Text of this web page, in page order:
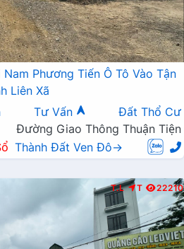
Phương Tiến Ô Tô Vào Tận
Liên Xã
Tư Vấn
Đất Thổ Cư
Đường Giao Thông Thuận Tiện
Thành Đất Ven Đô→
T.L T 22210